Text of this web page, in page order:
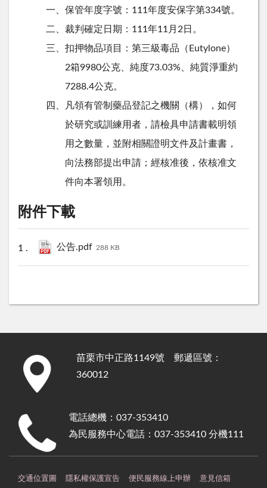
一、保管年度字號：111年度安保字第334號。
二、裁判確定日期：111年11月2日。
三、扣押物品項目：第三級毒品（Eutylone）
2箱9980公克、純度73.03%、純質淨重約
7288.4公克。
四、凡領有管制藥品登記之機關（構），如何
於研究或訓練用者，請檢具申請書載明領
用之數量，並附相關證明文件及計畫書，
向法務部提出申請；經核准後，依核准文
件向本署領用。
附件下載
公告.pdf 288 KB
苗栗市中正路1149號 郵遞區號：
360012
電話總機：037-353410
為民服務中心電話：037-353410 分機111
交通位置圖 隱私權保護宣告 便民服務線上申辦 意見信箱